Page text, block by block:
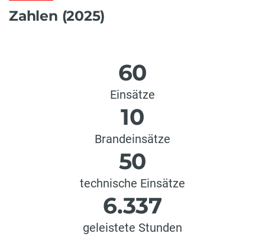
Zahlen (2025)
60
Einsätze
10
Brandeinsätze
50
technische Einsätze
6.337
geleistete Stunden